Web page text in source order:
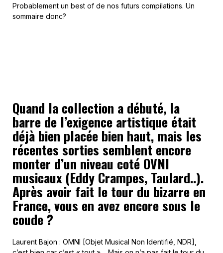
Probablement un best of de nos futurs compilations. Un
sommaire donc?
Quand la collection a débuté, la
barre de l’exigence artistique était
déjà bien placée bien haut, mais les
récentes sorties semblent encore
monter d’un niveau coté OVNI
musicaux (Eddy Crampes, Taulard..).
Après avoir fait le tour du bizarre en
France, vous en avez encore sous le
coude ?
Laurent Bajon : OMNI [Objet Musical Non Identifié, NDR],